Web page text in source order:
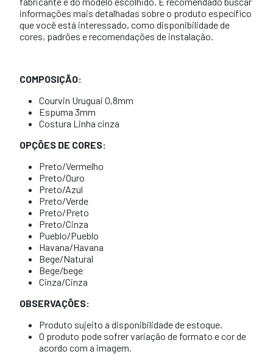
informações mais detalhadas sobre o produto específico
que você está interessado, como disponibilidade de
cores, padrões e recomendações de instalação.
COMPOSIÇÃO:
Courvin Uruguai 0,8mm
Espuma 3mm
Costura Linha cinza
OPÇÕES DE CORES:
Preto/Vermelho
Preto/Ouro
Preto/Azul
Preto/Verde
Preto/Preto
Preto/Cinza
Pueblo/Pueblo
Havana/Havana
Bege/Natural
Bege/bege
Cinza/Cinza
OBSERVAÇÕES:
Produto sujeito a disponibilidade de estoque.
O produto pode sofrer variação de formato e cor de
acordo com a imagem.